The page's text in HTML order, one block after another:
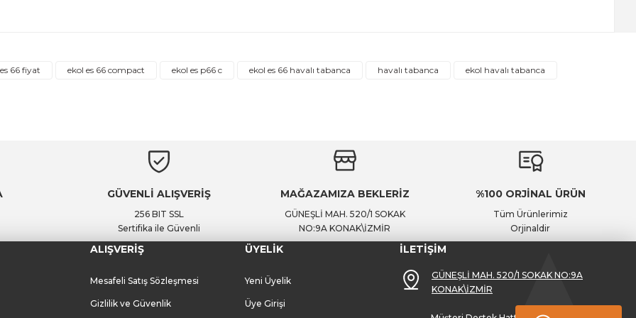
66 fiyat ekol es 66 compact ekol es p66 c ekol es 66 havalı tabanca havalı tabanca
ekol havalı tabanca
GÜVENLİ ALIŞVERİŞ
256 BIT SSL
Sertifika ile Güvenli
MAĞAZAMIZA BEKLERİZ
GÜNEŞLİ MAH. 520/1 SOKAK
NO:9A KONAK\İZMİR
%100 ORJİNAL ÜRÜN
Tüm Ürünlerimiz
Orjinaldir
ALIŞVERİŞ
Mesafeli Satış Sözleşmesi
Gizlilik ve Güvenlik
ÜYELİK
Yeni Üyelik
Üye Girişi
İLETİŞİM
GÜNEŞLİ MAH. 520/1 SOKAK NO:9A
KONAK\İZMİR